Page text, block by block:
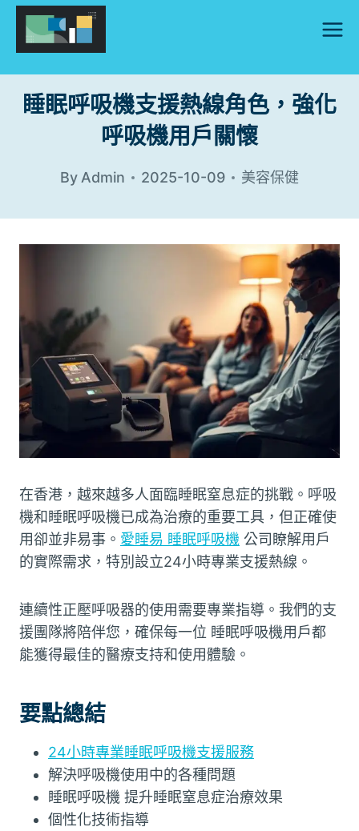
Skip
content
睡眠呼吸機支援熱線角色，強化
呼吸機用戶關懷
By Admin 2025-10-09 美容保健
在香港，越來越多人面臨睡眠窒息症的挑戰。呼吸
機和睡眠呼吸機已成為治療的重要工具，但正確使
用卻並非易事。 愛睡易 睡眠呼吸機 公司瞭解用戶
的實際需求，特別設立24小時專業支援熱線。
連續性正壓呼吸器的使用需要專業指導。我們的支
援團隊將陪伴您，確保每一位 睡眠呼吸機用戶都
能獲得最佳的醫療支持和使用體驗。
要點總結
24小時專業睡眠呼吸機支援服務
解決呼吸機使用中的各種問題
睡眠呼吸機 提升睡眠窒息症治療效果
個性化技術指導